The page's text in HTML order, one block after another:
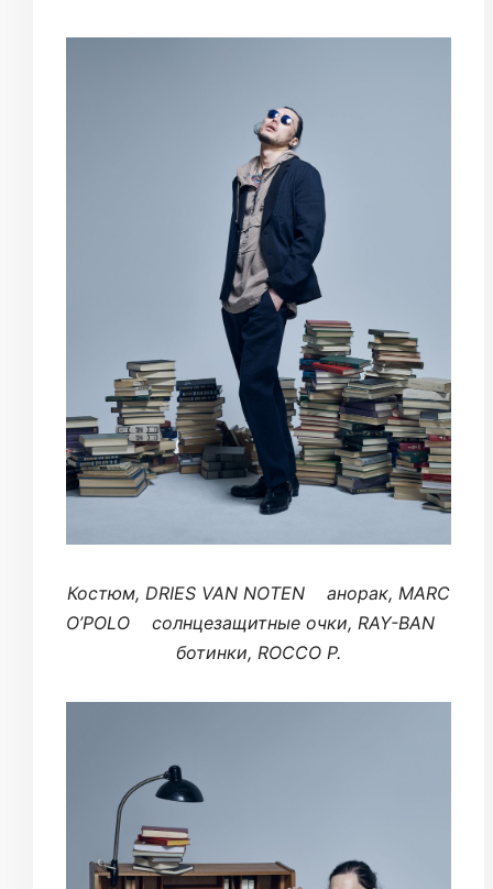
Костюм, DRIES VAN NOTEN анорак, MARC
O’POLO солнцезащитные очки, RAY-BAN
ботинки, ROCCO P.